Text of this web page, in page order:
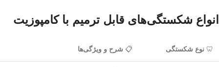
انواع شکستگی‌های قابل ترمیم با کامپوزیت
🦷 نوع شکستگی 📋 شرح و ویژگی‌ها